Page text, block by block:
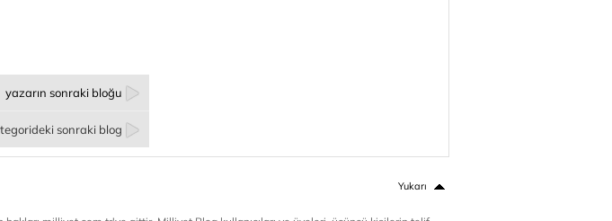
yazarın sonraki bloğu
sonraki blog
Yukarı